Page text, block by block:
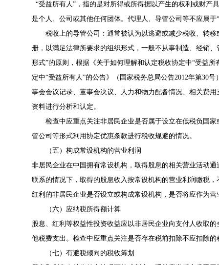
“受益所有人”，指的是对所得或所得据以产生的权利或财产
是个人、公司或其他任何团体。代理人、导管公司等不应属于
税收上的导管公司：通常被认为以逃避或减少税收、转
册，以满足法律所要求的组织形式，一般不从事制造、经销
形式”的原则，根据《关于如何理解和认定税收协定中“受益
定中“受益所有人”的公告》（国家税务总局公告2012年第30
事会会议记录、董事会决议、人力和物力配备情况、相关费
资料进行分析和认定。
检查中应重点关注非居民企业是否属于设立在低税负国
管公司等形式利用协定优惠条款进行税收规避的情况。
（五）构成常设机构的营业利润
非居民企业在中国拥有常设机构，取得股息的相关营业活动
联系的情况下，取得的股息收入按常设机构的营业利润缴税
红利的非居民企业是否设立或构成常设机构，是否将应作为
（六）应纳税所得额计算
股息、红利等权益性投资收益应以非居民企业向支付人收取
他税费支出。检查中应重点关注是否存在税前扣除不应扣除
（七）有避税倾向的税收筹划